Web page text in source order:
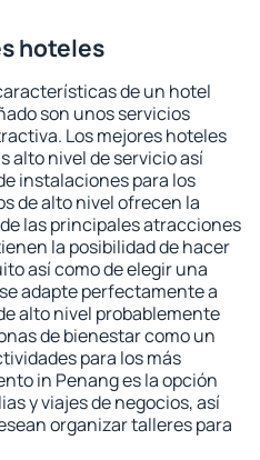
hoteles
de un hotel
son unos servicios
Los mejores hoteles
alto nivel de servicio así
instalaciones para los
de alto nivel ofrecen la
las principales atracciones
la posibilidad de hacer
así como de elegir una
adapte perfectamente a
alto nivel probablemente
de bienestar como un
para los más
in Penang es la opción
y viajes de negocios, así
organizar talleres para